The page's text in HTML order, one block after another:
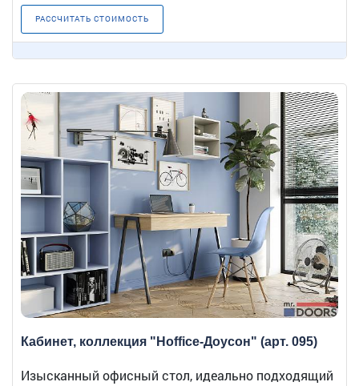
РАССЧИТАТЬ СТОИМОСТЬ
Кабинет, коллекция "Hoffice-Доусон" (арт. 095)
Изысканный офисный стол, идеально подходящий